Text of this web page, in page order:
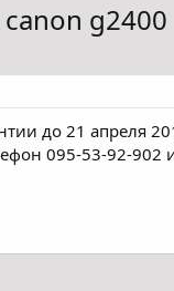
g2400
до 21 апреля
095-53-92-902